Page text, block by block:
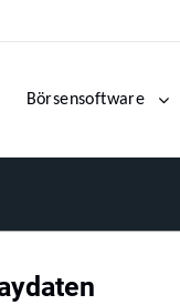
Börsensoftware